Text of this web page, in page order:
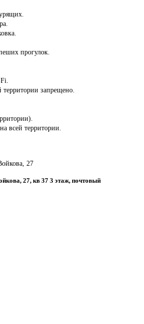
прогулок.
территории запрещено.
всей территории.
27
27, кв 37 3 этаж, почтовый